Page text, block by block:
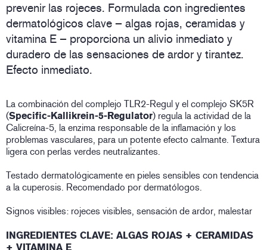
prevenir las rojeces. Formulada con ingredientes
dermatológicos clave – algas rojas, ceramidas y
vitamina E – proporciona un alivio inmediato y
duradero de las sensaciones de ardor y tirantez.
Efecto inmediato.
La combinación del complejo TLR2-Regul y el complejo SK5R
(Specific-Kallikrein-5-Regulator) regula la actividad de la
Calicreína-5, la enzima responsable de la inflamación y los
problemas vasculares, para un potente efecto calmante. Textura
ligera con perlas verdes neutralizantes.
Testado dermatológicamente en pieles sensibles con tendencia
a la cuperosis. Recomendado por dermatólogos.
Signos visibles: rojeces visibles, sensación de ardor, malestar
INGREDIENTES CLAVE: ALGAS ROJAS + CERAMIDAS
+ VITAMINA E